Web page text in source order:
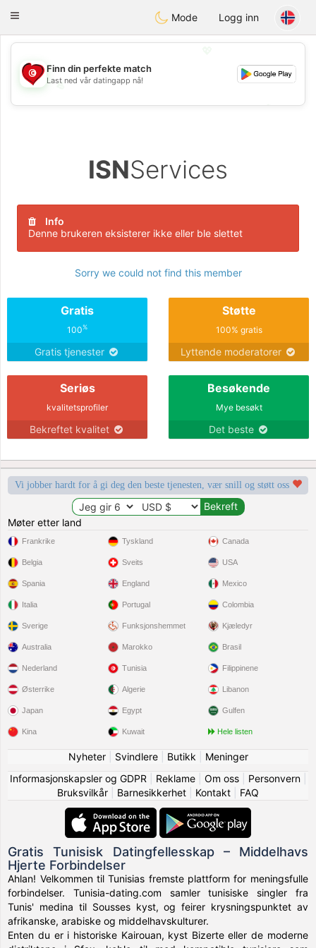
Tunisia Dating
Toggle
Mode Logg inn
💖
💕
Finn din perfekte match
Last ned vår datingapp nå!
ISNServices
Info
Denne brukeren eksisterer ikke eller ble slettet
Sorry we could not find this member
Gratis
100%
Gratis tjenester
Støtte
100% gratis
Lyttende moderatorer
Seriøs
kvalitetsprofiler
Bekreftet kvalitet
Besøkende
Mye besøkt
Det beste
Vi jobber hardt for å gi deg den beste tjenesten, vær snill og støtt oss
Møter etter land
Frankrike
Belgia
Spania
Italia
Sverige
Tyskland
Sveits
England
Portugal
Funksjonshemmet
Canada
USA
Mexico
Colombia
Kjæledyr
Australia
Nederland
Østerrike
Japan
Kina
Marokko
Tunisia
Algerie
Egypt
Kuwait
Brasil
Filippinene
Libanon
Gulfen
Hele listen
Nyheter| Svindlere| Butikk
Meninger
Informasjonskapsler og GDPR
Reklame| Om oss| Personvern|
Bruksvilkår
Barnesikkerhet Kontakt FAQ
Gratis Tunisisk Datingfellesskap – Middelhavs
Hjerte Forbindelser
Ahlan! Velkommen til Tunisias fremste plattform for meningsfulle
forbindelser. Tunisia-dating.com samler tunisiske singler fra
Tunis' medina til Sousses kyst, og feirer krysningspunktet av
afrikanske, arabiske og middelhavskulturer.
Enten du er i historiske Kairouan, kyst Bizerte eller de moderne